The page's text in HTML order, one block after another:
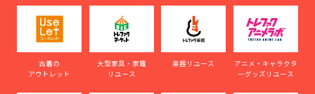
古着の
アウトレット
大型家具・家電
リユース
楽器リユース
アニメ・キャラクタ
ーグッズリユース